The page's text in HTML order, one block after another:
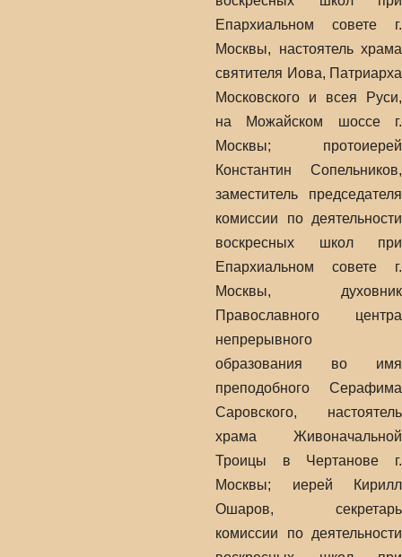
Епархиальном совете г.
Москвы, настоятель храма
святителя Иова, Патриарха
Московского и всея Руси,
на Можайском шоссе г.
Москвы; протоиерей
Константин Сопельников,
заместитель председателя
комиссии по деятельности
воскресных школ при
Епархиальном совете г.
Москвы, духовник
Православного центра
непрерывного
образования во имя
преподобного Серафима
Саровского, настоятель
храма Живоначальной
Троицы в Чертанове г.
Москвы; иерей Кирилл
Ошаров, секретарь
комиссии по деятельности